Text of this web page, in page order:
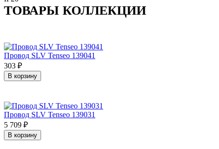
ТОВАРЫ КОЛЛЕКЦИИ
Провод SLV Tenseo 139041
303 ₽
В корзину
Провод SLV Tenseo 139031
5 709 ₽
В корзину